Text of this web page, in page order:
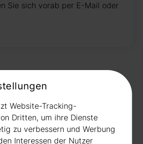
Sie sich vorab per E-Mail oder
Website-Tracking-
Dritten, um ihre Dienste
zu verbessern und Werbung
Interessen der Nutzer